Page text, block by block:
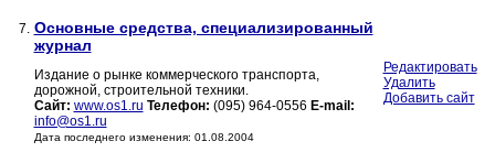
7. Основные средства, специализированный
журнал
Издание о рынке коммерческого транспорта,
дорожной, строительной техники.
Сайт: www.os1.ru Телефон: (095) 964-0556 E-mail:
info@os1.ru
Дата последнего изменения: 01.08.2004
Редактировать
Удалить
Добавить сайт